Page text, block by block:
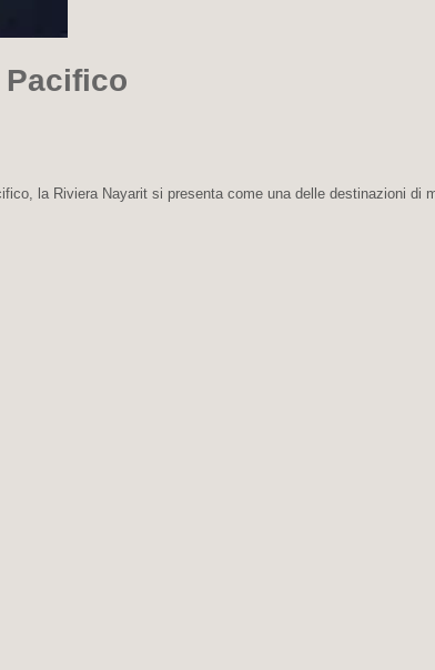
Pacifico
la Riviera Nayarit si presenta come una delle destinazioni di